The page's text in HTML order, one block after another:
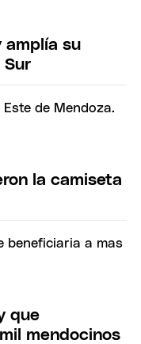
amplía su
Sur
la camiseta
que
mendocinos